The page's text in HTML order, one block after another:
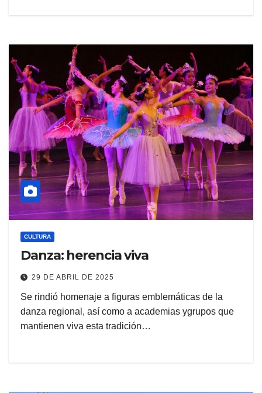
CULTURA
Danza: herencia viva
29 DE ABRIL DE 2025
Se rindió homenaje a figuras emblemáticas de la
danza regional, así como a academias ygrupos que
mantienen viva esta tradición…